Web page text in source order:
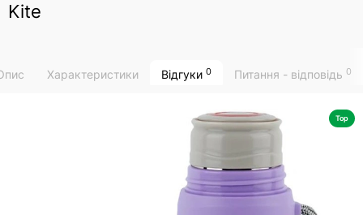
Kite
Характеристики Відгуки 0 Питання - відповідь 0
Top